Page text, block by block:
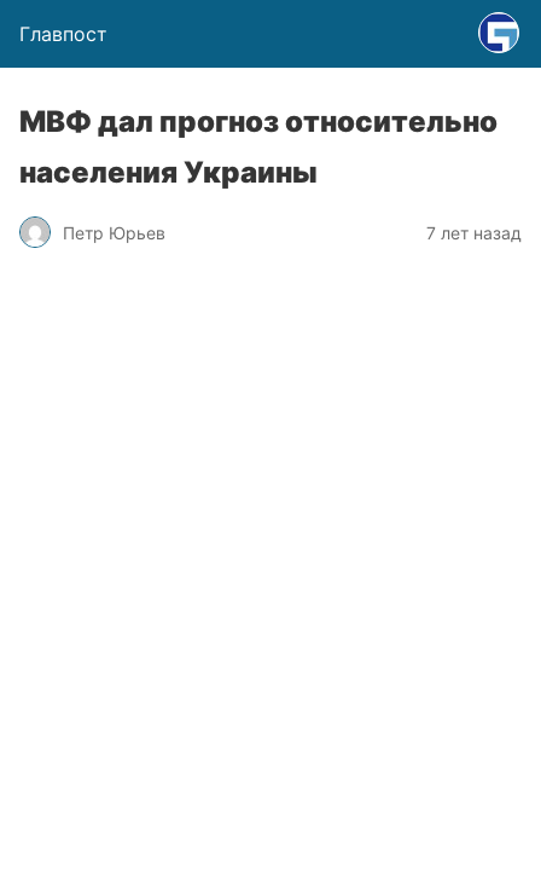
Главпост
МВФ дал прогноз относительно
населения Украины
Петр Юрьев 7 лет назад